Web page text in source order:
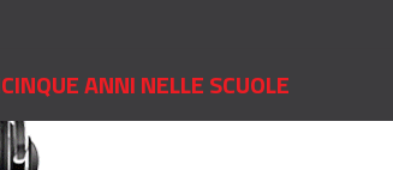
ANNI NELLE SCUOLE